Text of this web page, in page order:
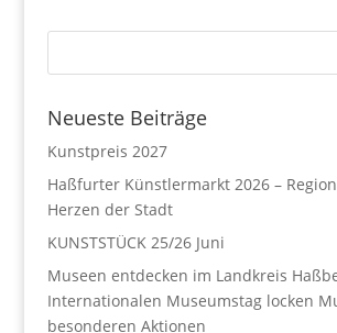
Neueste Beiträge
Kunstpreis 2027
Haßfurter Künstlermarkt 2026 –
Herzen der Stadt
KUNSTSTÜCK 25/26 Juni
Museen entdecken im Landkreis
Internationalen Museumstag locken
besonderen Aktionen